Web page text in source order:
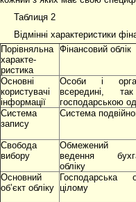
Таблиця 2
Відмінні характеристики
Порівняльна
характе-
ристика
Фінансовий облік
Основні
користувачі
інформації
Особи і
всередині,
господарською
Система
запису
Система
Свобода
вибору
Обмежений
ведення
обліку
Основний
об’єкт обліку
Господарська
цілому